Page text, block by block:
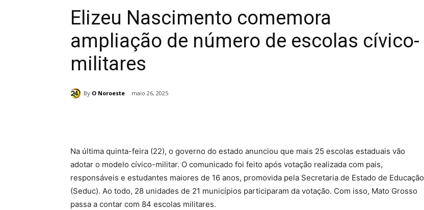
Elizeu Nascimento comemora
ampliação de número de escolas cívico-
militares
By O Noroeste maio 26, 2025
Na última quinta-feira (22), o governo do estado anunciou que mais 25 escolas estaduais vão
adotar o modelo cívico-militar. O comunicado foi feito após votação realizada com pais,
responsáveis e estudantes maiores de 16 anos, promovida pela Secretaria de Estado de Educação
(Seduc). Ao todo, 28 unidades de 21 municípios participaram da votação. Com isso, Mato Grosso
passa a contar com 84 escolas militares.